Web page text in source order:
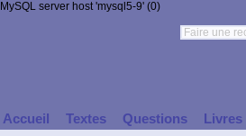
server host 'mysql5-9' (0)
Accueil Textes Questions Livres